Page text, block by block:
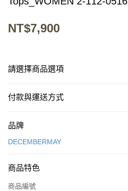
NT$7,900
請選擇商品選項
付款與運送方式
信用卡一次付款
LINE Pay
Apple Pay
品牌
DECEMBERMAY
商品特色
商品編號